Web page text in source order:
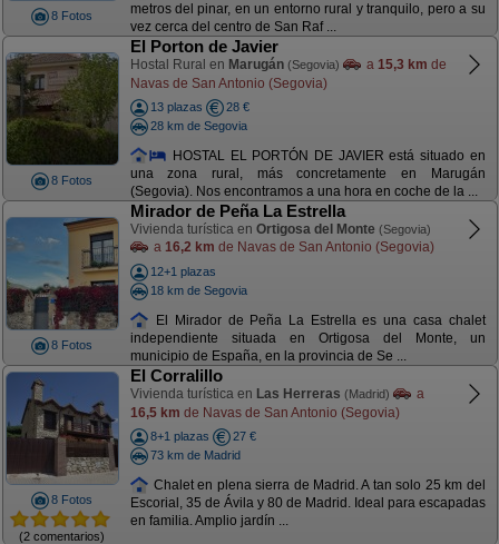
8 Fotos
metros del pinar, en un entorno rural y tranquilo, pero a su
vez cerca del centro de San Raf ...
8 Fotos
El Porton de Javier
Hostal Rural en Marugán (Segovia) a 15,3 km de
Navas de San Antonio (Segovia)
13 plazas
28 €
28 km de Segovia
HOSTAL EL PORTÓN DE JAVIER está situado en
una zona rural, más concretamente en Marugán
(Segovia). Nos encontramos a una hora en coche de la ...
8 Fotos
Mirador de Peña La Estrella
Vivienda turística en Ortigosa del Monte (Segovia)
a 16,2 km de Navas de San Antonio (Segovia)
12+1 plazas
18 km de Segovia
El Mirador de Peña La Estrella es una casa chalet
independiente situada en Ortigosa del Monte, un
municipio de España, en la provincia de Se ...
8 Fotos
(2 comentarios)
El Corralillo
Vivienda turística en Las Herreras (Madrid)
a
16,5 km de Navas de San Antonio (Segovia)
8+1 plazas
27 €
73 km de Madrid
Chalet en plena sierra de Madrid. A tan solo 25 km del
Escorial, 35 de Ávila y 80 de Madrid. Ideal para escapadas
en familia. Amplio jardín ...